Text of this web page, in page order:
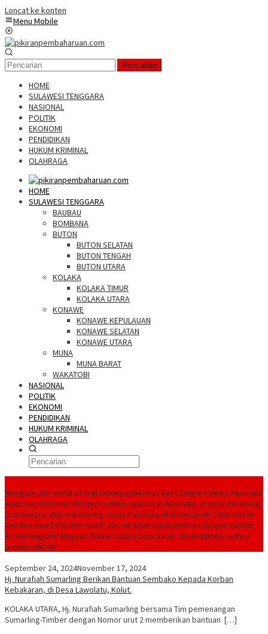
Loncat ke konten
Menu Mobile
Pencarian
HOME
SULAWESI TENGGARA
NASIONAL
POLITIK
EKONOMI
PENDIDIKAN
HUKUM KRIMINAL
OLAHRAGA
HOME
SULAWESI TENGGARA
BAUBAU
BOMBANA
BUTON
BUTON SELATAN
BUTON TENGAH
BUTON UTARA
KOLAKA
KOLAKA TIMUR
KOLAKA UTARA
KONAWE
KONAWE KEPULAUAN
KONAWE SELATAN
KONAWE UTARA
MUNA
MUNA BARAT
WAKATOBI
NASIONAL
POLITIK
EKONOMI
PENDIDIKAN
HUKUM KRIMINAL
OLAHRAGA
Navigate the world of real money pokies at Best Online Pokies Australia:
what you Dive into the best online casinos in Australia: access exclusive
promotions and real moneyCómo Funciona el Sistema de Cash Out en
Chicken Road Chicken Road: Joc de tipar rapid pentru câștiguri rapide
Az idei legjobb Magyar Online Casino bónuszok: mit érdemes tudni a
promóciókról?
September 24, 2024November 17, 2024
Hj. Nurafiah Sumarling Berikan Bantuan Sembako Kepada Korban
Kebakaran, di Desa Lawolatu, Kolut.
KOLAKA UTARA, Hj. Nurafiah Sumarling bersama Tim pemenangan
Sumarling-Timber dengan Nomor urut 2 memberikan bantuan […]